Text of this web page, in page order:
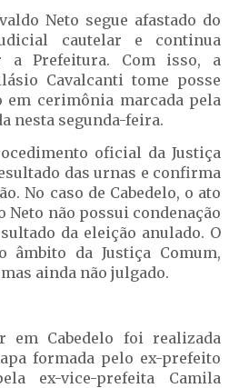
Neto segue afastado do
cautelar e continua
a Prefeitura. Com isso, a
Cavalcanti tome posse
cerimônia marcada pela
nesta segunda-feira.
oficial da Justiça
das urnas e confirma
No caso de Cabedelo, o ato
Neto não possui condenação
da eleição anulado. O
âmbito da Justiça Comum,
ainda não julgado.
em Cabedelo foi realizada
formada pelo ex-prefeito
ex-vice-prefeita Camila